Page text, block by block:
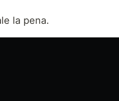
la pena.